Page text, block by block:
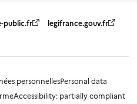
public.fr
legifrance.gouv.fr
personnellesPersonal data
Accessibility: partially compliant